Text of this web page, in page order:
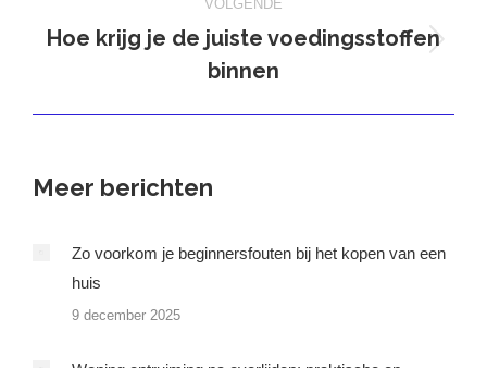
VOLGENDE
bericht
Hoe krijg je de juiste voedingsstoffen
binnen
Meer berichten
Zo voorkom je beginnersfouten bij het kopen van een
huis
9 december 2025